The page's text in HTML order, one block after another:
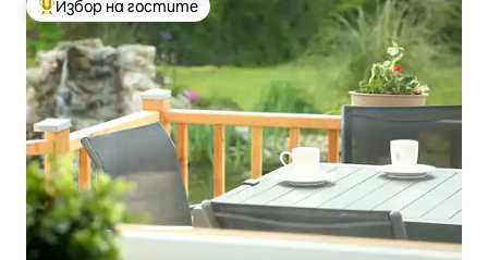
Най-популярен избор на гостите
Избор на гостите